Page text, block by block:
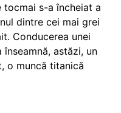
tocmai s-a încheiat a
dintre cei mai grei
Conducerea unei
înseamnă, astăzi, un
o muncă titanică